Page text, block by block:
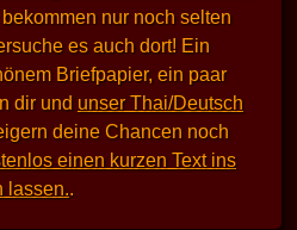
bekommen nur noch selten
es auch dort! Ein
Briefpapier, ein paar
dir und unser Thai/Deutsch
deine Chancen noch
einen kurzen Text ins
lassen..